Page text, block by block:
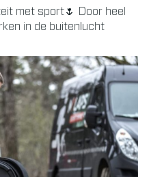
met sport🌷 Door heel
in de buitenlucht